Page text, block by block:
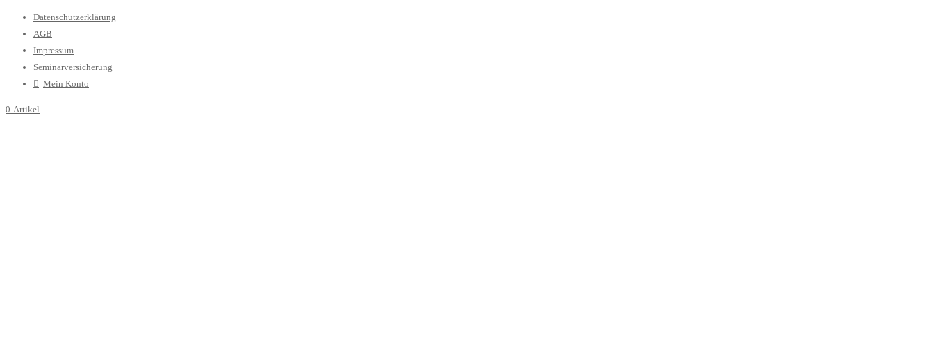
Datenschutzerklärung
AGB
Impressum
Seminarversicherung
Mein Konto
0-Artikel